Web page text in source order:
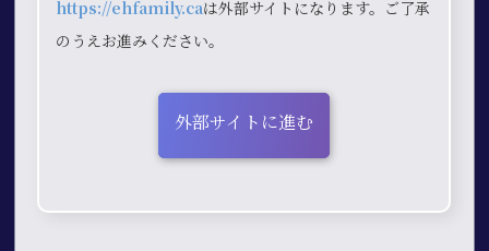
https://ehfamily.caは外部サイトになります。ご了承
のうえお進みください。
外部サイトに進む